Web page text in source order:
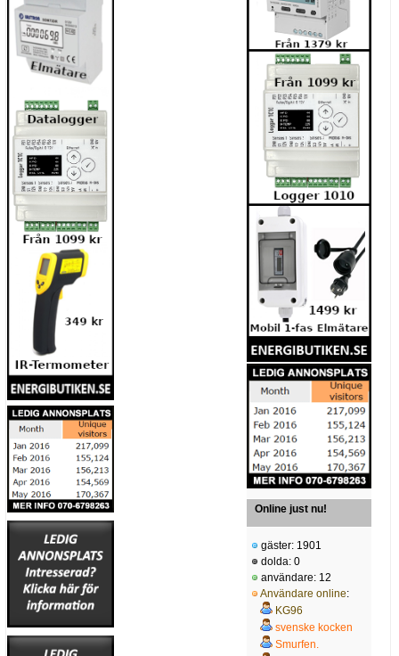
Online just nu!
gäster: 1901
dolda: 0
användare: 12
Användare online:
KG96
svenske kocken
Smurfen.